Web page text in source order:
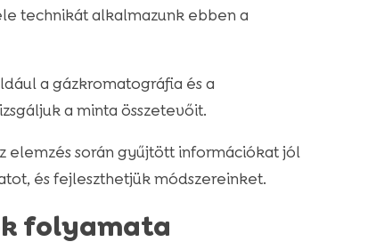
technikát alkalmazunk ebben a
a gázkromatográfia és a
a minta összetevőit.
elemzés során gyűjtött információkat jól
és fejleszthetjük módszereinket.
folyamata